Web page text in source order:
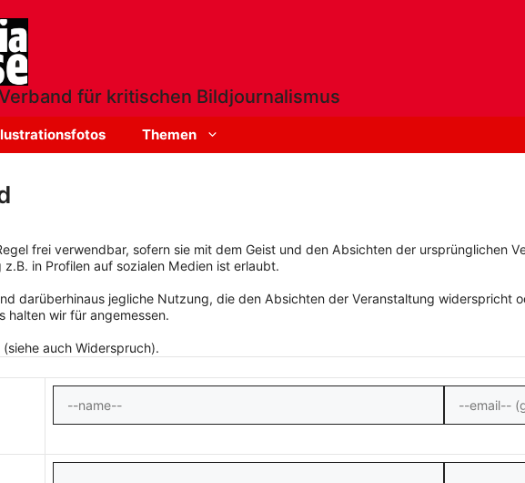
für kritischen Bildjournalismus
Themen
frei verwendbar, sofern sie mit dem Geist und den Absichten der ursprünglichen
in Profilen auf sozialen Medien ist erlaubt.
darüberhinaus jegliche Nutzung, die den Absichten der Veranstaltung widerspricht
halten wir für angemessen.
auch Widerspruch).